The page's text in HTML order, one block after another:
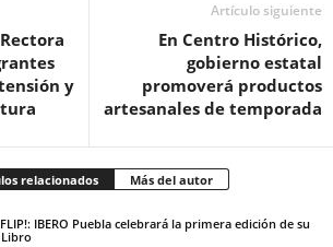
y
Artículo siguiente
En Centro Histórico,
gobierno estatal
promoverá productos
artesanales de temporada
relacionados Más del autor
FLIP!: IBERO Puebla celebrará la primera edición de su